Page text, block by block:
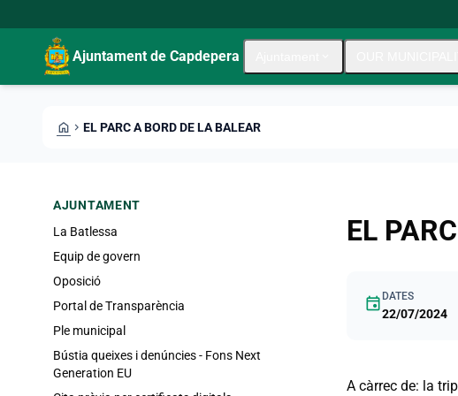
Ajuntament de Capdepera
HOME CHEVRON_RIGHT EL PARC A BORD DE LA BALEAR
AJUNTAMENT
La Batlessa
Equip de govern
Oposició
Portal de Transparència
Ple municipal
Bústia queixes i denúncies - Fons Next
Generation EU
EL
event DATES
22/07/2024
A càrrec de: la